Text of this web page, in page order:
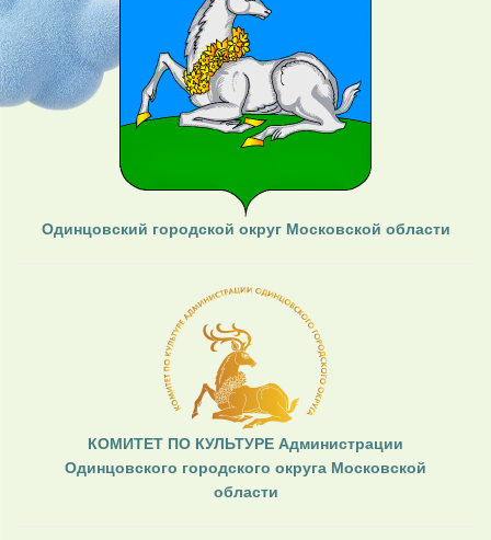
Одинцовский городской округ Московской области
КОМИТЕТ ПО КУЛЬТУРЕ Администрации
Одинцовского городского округа Московской
области